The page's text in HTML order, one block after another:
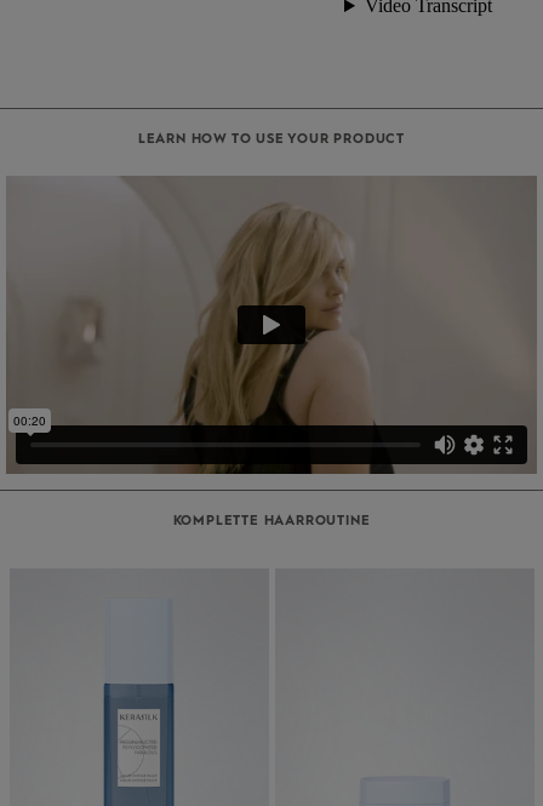
LEARN HOW TO USE YOUR PRODUCT
KOMPLETTE HAARROUTINE